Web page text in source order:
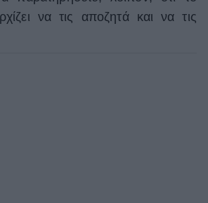
να τις αποζητά και να τις